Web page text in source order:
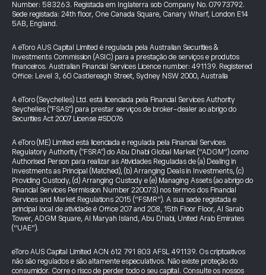
Number: 583263. Registada em Inglaterra sob Company No. 07973792.
Sede registada: 24th floor, One Canada Square, Canary Wharf, London E14
5AB, England.
A eToro AUS Capital Limited é regulada pela Australian Securities &
Investments Commission (ASIC) para a prestação de serviços e produtos
financeiros. Australian Financial Services Licence number: 491139. Registered
Office: Level 3, 60 Castlereagh Street, Sydney NSW 2000, Australia
A eToro (Seychelles) Ltd. está licenciada pela Financial Services Authority
Seychelles ("FSAS") para prestar serviços de broker-dealer ao abrigo do
Securities Act 2007 License #SD076
A eToro (ME) Limited está licenciada e regulada pela Financial Services
Regulatory Authority ("FSRA") do Abu Dhabi Global Market (“ADGM”) como
Authorised Person para realizar as Atividades Reguladas de (a) Dealing in
Investments as Principal (Matched), (b) Arranging Deals in Investments, (c)
Providing Custody, (d) Arranging Custody e (e) Managing Assets (ao abrigo do
Financial Services Permission Number 220073) nos termos dos Financial
Services and Market Regulations 2015 (“FSMR”). A sua sede registada e
principal local de atividade é Office 207 and 208, 15th Floor Floor, Al Sarab
Tower, ADGM Square, Al Maryah Island, Abu Dhabi, United Arab Emirates
(“UAE”).
eToro AUS Capital Limited ACN 612 791 803 AFSL 491139. Os criptoativos
não são regulados e são altamente especulativos. Não existe proteção do
consumidor. Corre o risco de perder todo o seu capital. Consulte os nossos